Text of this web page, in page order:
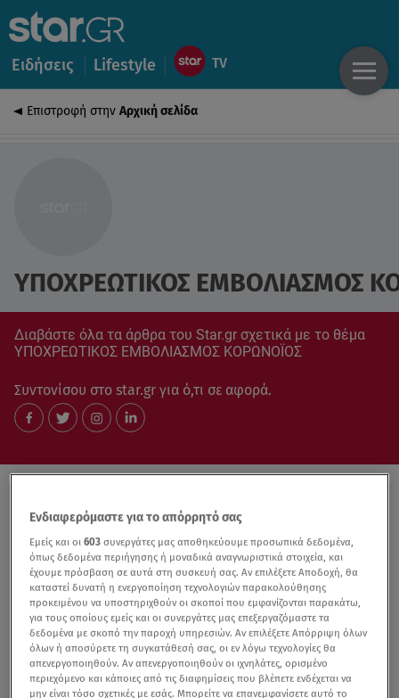
Ειδήσεις Lifestyle
Επιστροφή στην Αρχική σελίδα
ΥΠΟΧΡΕΩΤΙΚΟΣ ΕΜΒΟΛΙΑΣΜΟΣ
Διαβάστε όλα τα άρθρα του Star.gr σχετικά με το θέμα
ΥΠΟΧΡΕΩΤΙΚΟΣ ΕΜΒΟΛΙΑΣΜΟΣ ΚΟΡΩΝΟΪΟΣ
Συντονίσου στο star.gr για ό,τι σε αφορά.
Ενδιαφερόμαστε για το απόρρητό σας
Εμείς και οι603 συνεργάτες μας αποθηκεύουμε προσωπικά δεδομένα,
όπως δεδομένα περιήγησης ή μοναδικά αναγνωριστικά στοιχεία, και
έχουμε πρόσβαση σε αυτά στη συσκευή σας. Αν επιλέξετε Αποδοχή, θα
καταστεί δυνατή η ενεργοποίηση τεχνολογιών παρακολούθησης
προκειμένου να υποστηριχθούν οι σκοποί που εμφανίζονται παρακάτω,
για τους οποίους εμείς και οι συνεργάτες μας επεξεργαζόμαστε τα
δεδομένα με σκοπό την παροχή υπηρεσιών. Αν επιλέξετε Απόρριψη όλων
όλων ή αποσύρετε τη συγκατάθεσή σας, οι εν λόγω τεχνολογίες θα
απενεργοποιηθούν. Αν απενεργοποιηθούν οι ιχνηλάτες, ορισμένο
περιεχόμενο και κάποιες από τις διαφημίσεις που βλέπετε ενδέχεται να
μην είναι τόσο σχετικές με εσάς. Μπορείτε να επανεμφανίσετε αυτό το